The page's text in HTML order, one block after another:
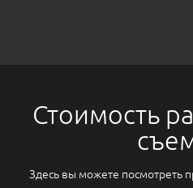
Стоимость
Здесь вы можете посмотреть